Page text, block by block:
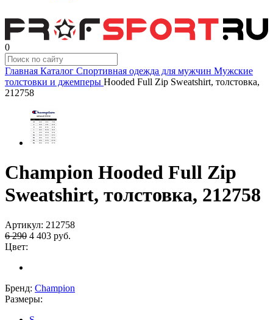
0
Главная Каталог Спортивная одежда для мужчин Мужские
толстовки и джемперы Hooded Full Zip Sweatshirt, толстовка,
212758
Champion Hooded Full Zip
Sweatshirt, толстовка, 212758
Артикул: 212758
6 290 4 403 руб.
Цвет:
Бренд: Champion
Размеры: